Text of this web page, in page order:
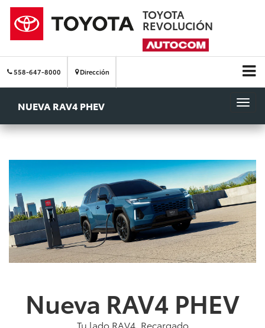
TOYOTA
REVOLUCIÓN
558-647-8000 Dirección
NUEVA RAV4 PHEV
Nueva RAV4 PHEV
Tu lado RAV4. Recargado